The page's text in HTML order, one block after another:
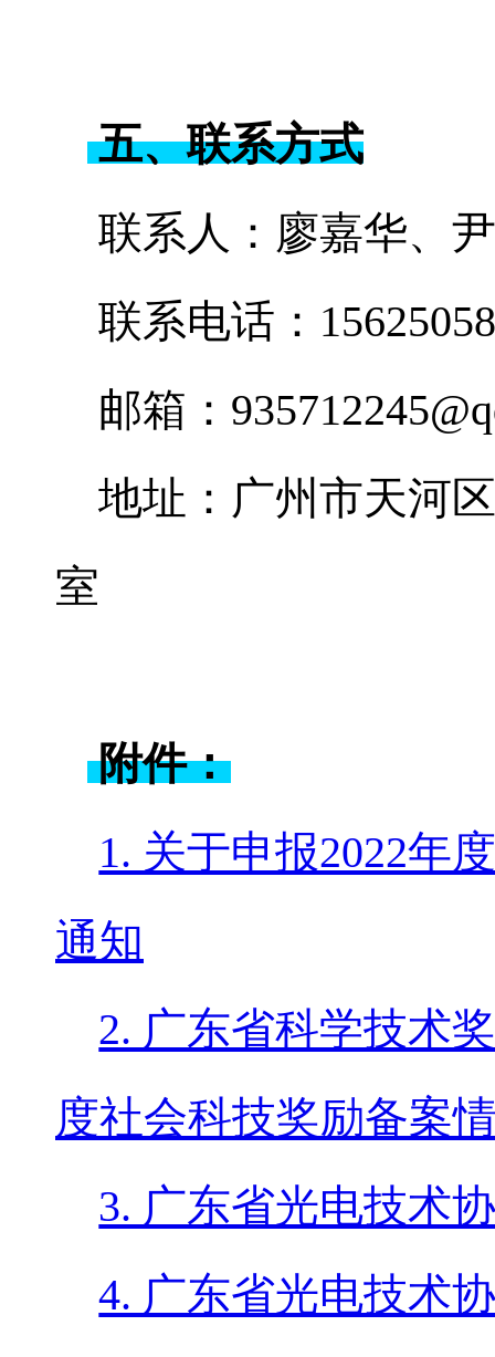
五、联系方式
联系人：廖嘉华、
联系电话：
邮箱：
地址：广州市天河
室
附件：
1. 关于申报2022年
通知
2. 广东省科学技术
度社会科技奖励备案
3. 广东省光电技术
4. 广东省光电技术